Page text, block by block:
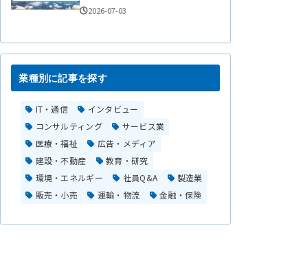
2026-07-03
業種別に記事を探す
IT・通信
インタビュー
コンサルティング
サービス業
医療・福祉
広告・メディア
建設・不動産
教育・研究
環境・エネルギー
社員Q&A
製造業
販売・小売
運輸・物流 金融・保険